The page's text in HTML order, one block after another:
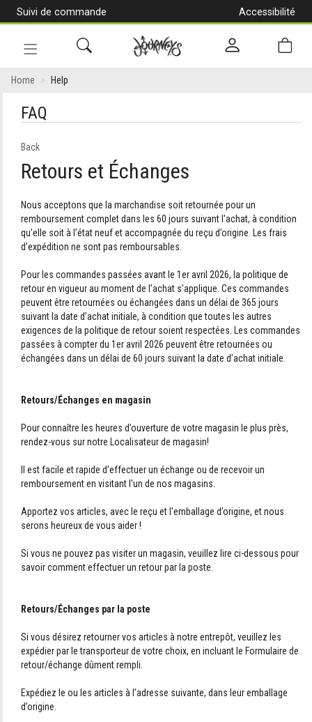
Suivi de commande
Accessibilité
en
Home Help
Help
FAQ
Back
Retours et Échanges
Nous acceptons que la marchandise soit retournée pour un
remboursement complet dans les 60 jours suivant l'achat, à condition
qu'elle soit à l’état neuf et accompagnée du reçu d’origine. Les frais
d’expédition ne sont pas remboursables.
Pour les commandes passées avant le 1er avril 2026, la politique de
retour en vigueur au moment de l’achat s’applique. Ces commandes
peuvent être retournées ou échangées dans un délai de 365 jours
suivant la date d’achat initiale, à condition que toutes les autres
exigences de la politique de retour soient respectées. Les commandes
passées à compter du 1er avril 2026 peuvent être retournées ou
échangées dans un délai de 60 jours suivant la date d’achat initiale.
Retours/Échanges en magasin
Pour connaître les heures d’ouverture de votre magasin le plus près,
rendez-vous sur notre Localisateur de magasin!
Il est facile et rapide d’effectuer un échange ou de recevoir un
remboursement en visitant l’un de nos magasins.
Apportez vos articles, avec le reçu et l’emballage d’origine, et nous
serons heureux de vous aider !
Si vous ne pouvez pas visiter un magasin, veuillez lire ci-dessous pour
savoir comment effectuer un retour par la poste.
Retours/Échanges par la poste
Si vous désirez retourner vos articles à notre entrepôt, veuillez les
expédier par le transporteur de votre choix, en incluant le Formulaire de
retour/échange dûment rempli.
Expédiez le ou les articles à l’adresse suivante, dans leur emballage
d’origine.